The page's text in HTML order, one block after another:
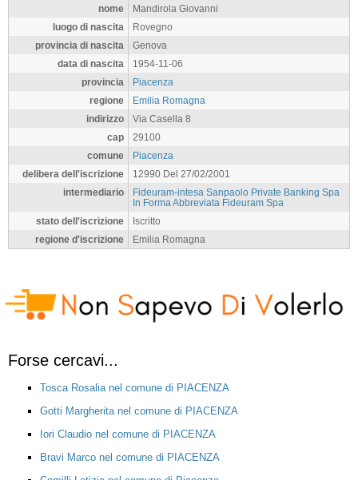
nome
Mandirola Giovanni
luogo di nascita
Rovegno
provincia di nascita
Genova
data di nascita
1954-11-06
provincia
Piacenza
regione
Emilia Romagna
indirizzo
Via Casella 8
cap
29100
comune
Piacenza
delibera dell'iscrizione
12990 Del 27/02/2001
intermediario
Fideuram-intesa Sanpaolo Private Banking Spa
In Forma Abbreviata Fideuram Spa
stato dell'iscrizione
Iscritto
regione d'iscrizione
Emilia Romagna
Forse cercavi...
Tosca Rosalia nel comune di PIACENZA
Gotti Margherita nel comune di PIACENZA
Iori Claudio nel comune di PIACENZA
Bravi Marco nel comune di PIACENZA